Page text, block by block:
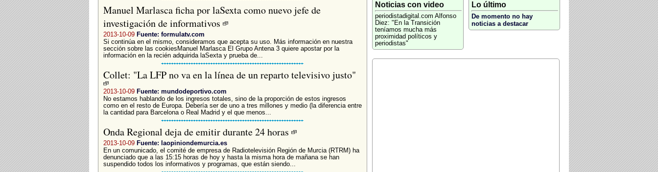
Manuel Marlasca ficha por laSexta como nuevo jefe de
investigación de informativos
2013-10-09 Fuente: formulatv.com
Si continúa en el mismo, consideramos que acepta su uso. Más información en nuestra
sección sobre las cookiesManuel Marlasca El Grupo Antena 3 quiere apostar por la
información en la recién adquirida laSexta y prueba de...
Collet: "La LFP no va en la línea de un reparto televisivo justo"
2013-10-09 Fuente: mundodeportivo.com
No estamos hablando de los ingresos totales, sino de la proporción de estos ingresos
como en el resto de Europa. Debería ser de uno a tres millones y medio (la diferencia entre
la cantidad para Barcelona o Real Madrid y el que menos...
Onda Regional deja de emitir durante 24 horas
2013-10-09 Fuente: laopiniondemurcia.es
En un comunicado, el comité de empresa de Radiotelevisión Región de Murcia (RTRM) ha
denunciado que a las 15:15 horas de hoy y hasta la misma hora de mañana se han
suspendido todos los informativos y programas, que están siendo...
Noticias con video
periodistadigital.com Alfonso
Diez: "En la Transición
teníamos mucha más
proximidad políticos y
periodistas"
Lo último
De momento no hay
noticias a destacar